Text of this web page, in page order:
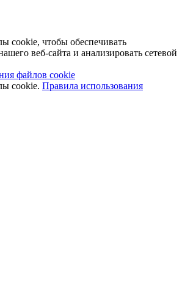
cookie, чтобы обеспечивать
веб-сайта и анализировать сетевой
файлов cookie
cookie. Правила использования